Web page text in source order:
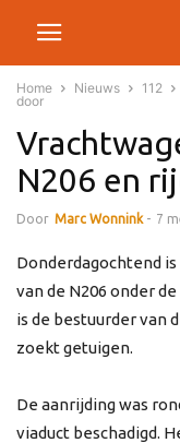
Home Nieuws 112
door
N206 en
Door Marc Wonnink - 7
Donderdagochtend
van de N206 onder
is de bestuurder van
zoekt getuigen.
De aanrijding was
viaduct beschadigd.